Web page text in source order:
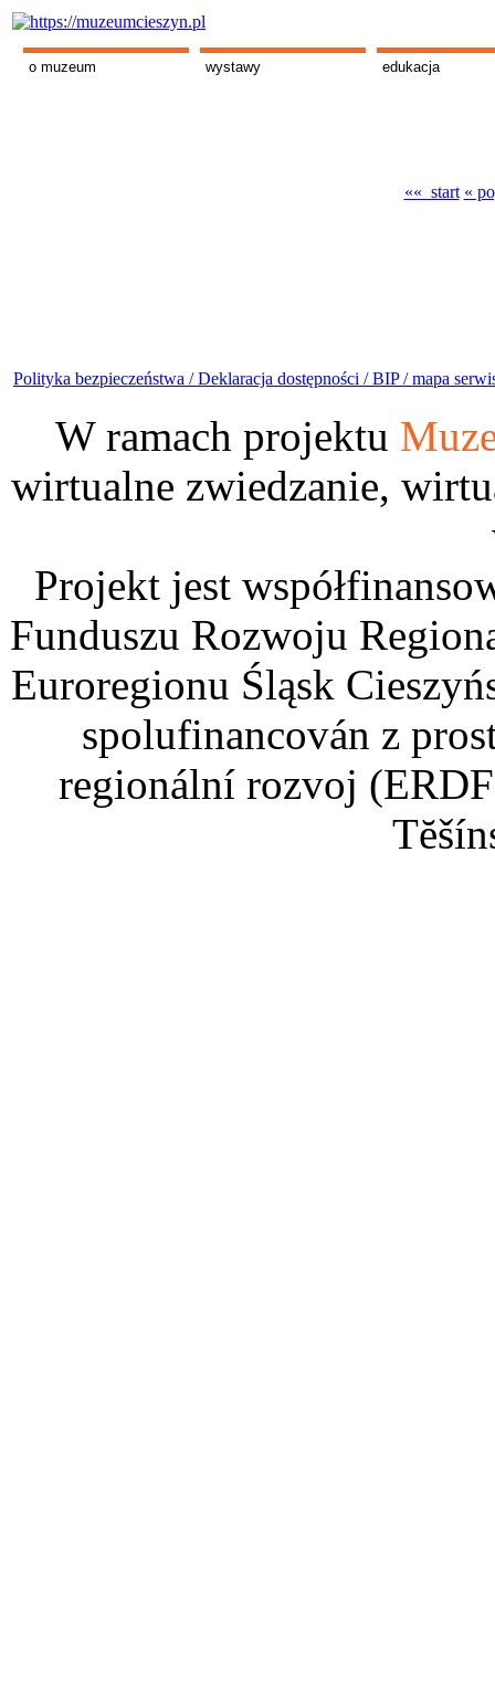
o muzeum wystawy edukacja
«« start «
Polityka bezpieczeństwa /Deklaracja dostępności /BIP /mapa
W ramach projektu
wirtualne zwiedzanie,
Projekt jest
Funduszu Rozwoju
Euroregionu Śląsk
spolufinancován z
regionální rozvoj